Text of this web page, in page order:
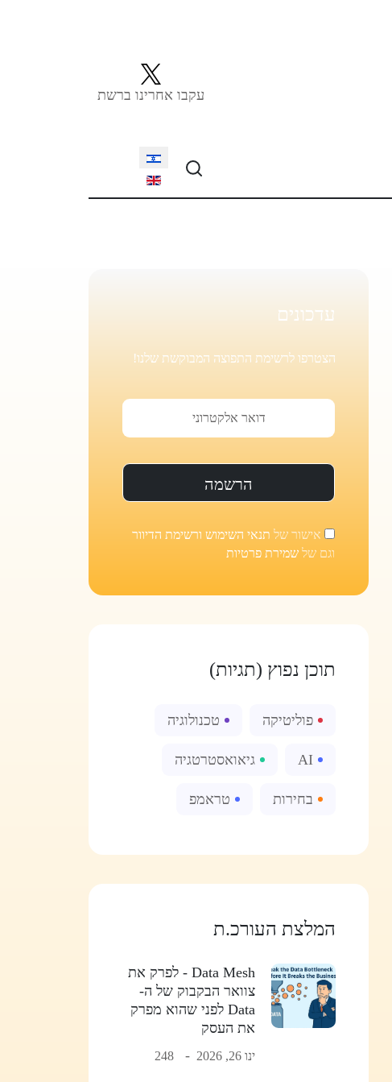
עקבו אחרינו ברשת
Select your language
עדכונים
הצטרפו לרשימת התפוצה המבוקשת שלנו!
אישור של תנאי השימוש ורשימת הדיוור
וגם של שמירת פרטיות
תוכן נפוץ (תגיות)
פוליטיקה טכנולוגיה
AI גיאואסטרטגיה
בחירות טראמפ
המלצת העורכ.ת
Data Mesh - לפרק את
צוואר הבקבוק של ה-
Data לפני שהוא מפרק
את העסק
ינו 26, 2026 248